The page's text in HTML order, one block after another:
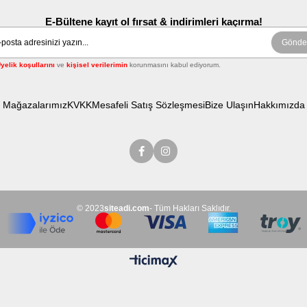
E-Bültene kayıt ol fırsat & indirimleri kaçırma!
koşullarını ve kişisel verilerimin korunmasını kabul ediyorum.
MağazalarımızKVKKMesafeli Satış SözleşmesiBize UlaşınHakkımızda
© 2023siteadi.com- Tüm Hakları Saklıdır.